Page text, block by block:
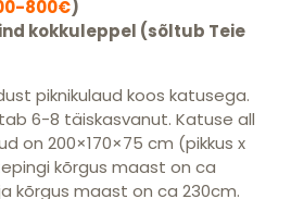
800€)
kokkuleppel (sõltub Teie
piknikulaud koos katusega.
6-8 täiskasvanut. Katuse all
on 200×170×75 cm (pikkus x
kõrgus maast on ca
kõrgus maast on ca 230cm.